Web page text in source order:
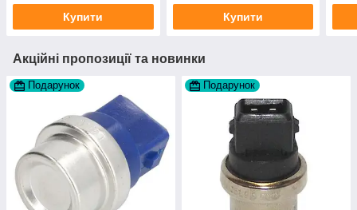
Купити Купити
Акційні пропозиції та новинки
Подарунок Подарунок